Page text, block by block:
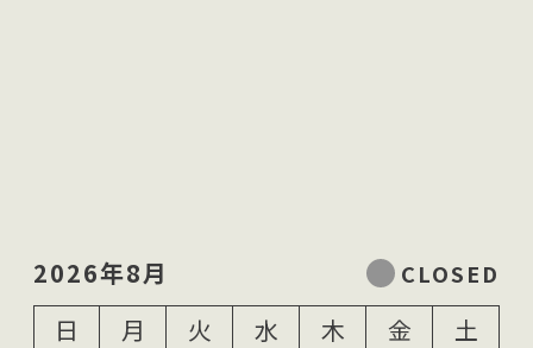
2026年8月
日
月 火 水 木 金
土